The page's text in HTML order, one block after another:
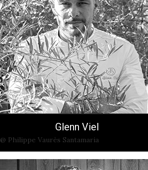
Glenn Viel
@ Philippe Vaurès Santamaria